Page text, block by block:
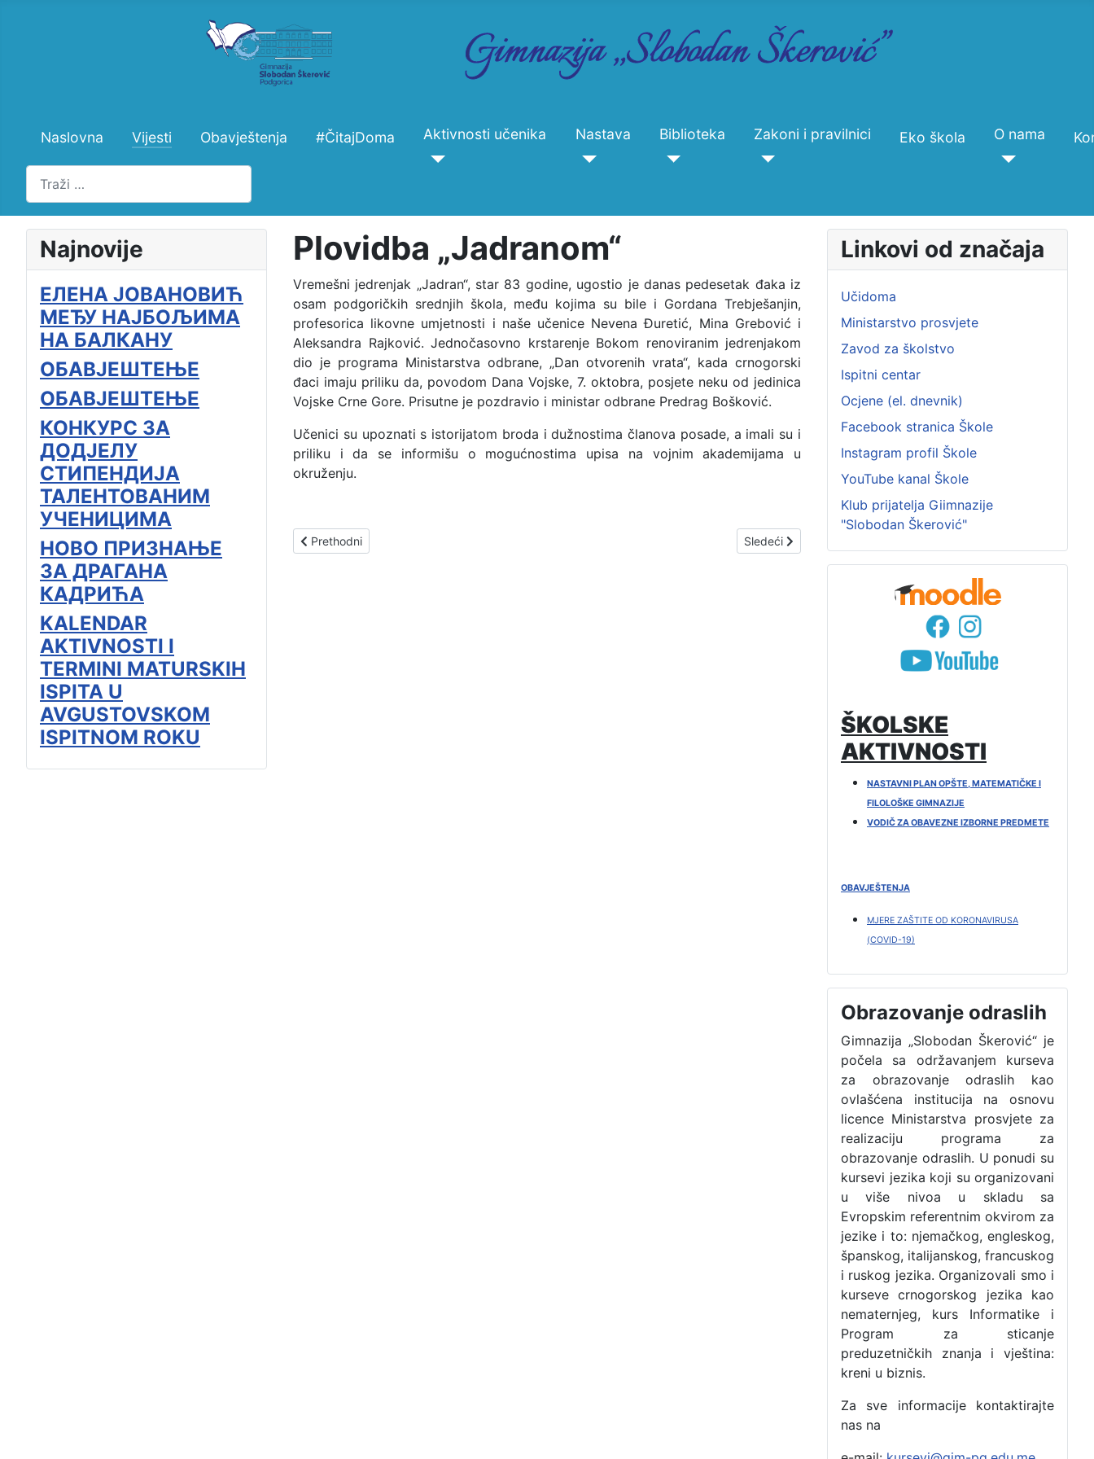
Naslovna Vijesti Obavještenja #ČitajDoma Aktivnosti učenika Nastava Biblioteka Zakoni i pravilnici Eko škola O nama
Pretraži
Najnovije
ЕЛЕНА ЈОВАНОВИЋ
МЕЂУ НАЈБОЉИМА
НА БАЛКАНУ
ОБАВЈЕШТЕЊЕ
ОБАВЈЕШТЕЊЕ
КОНКУРС ЗА
ДОДЈЕЛУ
СТИПЕНДИЈА
ТАЛЕНТОВАНИМ
УЧЕНИЦИМА
НОВО ПРИЗНАЊЕ
ЗА ДРАГАНА
КАДРИЋА
KALENDAR
AKTIVNOSTI I
TERMINI MATURSKIH
ISPITA U
AVGUSTOVSKOM
ISPITNOM ROKU
Plovidba „Jadranom“
Vremešni jedrenjak „Jadran“, star 83 godine, ugostio je danas pedesetak đaka iz
osam podgoričkih srednjih škola, među kojima su bile i Gordana Trebješanjin,
profesorica likovne umjetnosti i naše učenice Nevena Đuretić, Mina Grebović i
Aleksandra Rajković. Jednočasovno krstarenje Bokom renoviranim jedrenjakom
dio je programa Ministarstva odbrane, „Dan otvorenih vrata“, kada crnogorski
đaci imaju priliku da, povodom Dana Vojske, 7. oktobra, posjete neku od jedinica
Vojske Crne Gore. Prisutne je pozdravio i ministar odbrane Predrag Bošković.
Učenici su upoznati s istorijatom broda i dužnostima članova posade, a imali su i
priliku i da se informišu o mogućnostima upisa na vojnim akademijama u
okruženju.
Prethodni članak: Ogledni čas iz biologije
Prethodni Sledeći članak: „Crna Gora bez mržnje“
Sledeći
Linkovi od značaja
Učidoma
Ministarstvo prosvjete
Zavod za školstvo
Ispitni centar
Ocjene (el. dnevnik)
Facebook stranica Škole
Instagram profil Škole
YouTube kanal Škole
Klub prijatelja Giimnazije
"Slobodan Škerović"
ŠKOLSKE
AKTIVNOSTI
NASTAVNI PLAN OPŠTE, MATEMATIČKE I
FILOLOŠKE GIMNAZIJE
VODIČ ZA OBAVEZNE IZBORNE PREDMETE
OBAVJEŠTENJA
MJERE ZAŠTITE OD KORONAVIRUSA
(COVID-19)
Obrazovanje odraslih
Gimnazija „Slobodan Škerović“ je
počela sa održavanjem kurseva
za obrazovanje odraslih kao
ovlašćena institucija na osnovu
licence Ministarstva prosvjete za
realizaciju programa za
obrazovanje odraslih. U ponudi su
kursevi jezika koji su organizovani
u više nivoa u skladu sa
Evropskim referentnim okvirom za
jezike i to: njemačkog, engleskog,
španskog, italijanskog, francuskog
i ruskog jezika. Organizovali smo i
kurseve crnogorskog jezika kao
nematernjeg, kurs Informatike i
Program za sticanje
preduzetničkih znanja i vještina:
kreni u biznis.
Za sve informacije kontaktirajte
nas na